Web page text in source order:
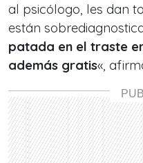
al psicólogo, les dan
están
patada en el traste
además gratis«,